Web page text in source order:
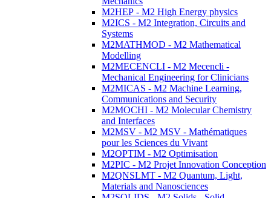
M2HEP - M2 High Energy physics
M2ICS - M2 Integration, Circuits and
Systems
M2MATHMOD - M2 Mathematical
Modelling
M2MECENCLI - M2 Mecencli -
Mechanical Engineering for Clinicians
M2MICAS - M2 Machine Learning,
Communications and Security
M2MOCHI - M2 Molecular Chemistry
and Interfaces
M2MSV - M2 MSV - Mathématiques
pour les Sciences du Vivant
M2OPTIM - M2 Optimisation
M2PIC - M2 Projet Innovation Conception
M2QNSLMT - M2 Quantum, Light,
Materials and Nanosciences